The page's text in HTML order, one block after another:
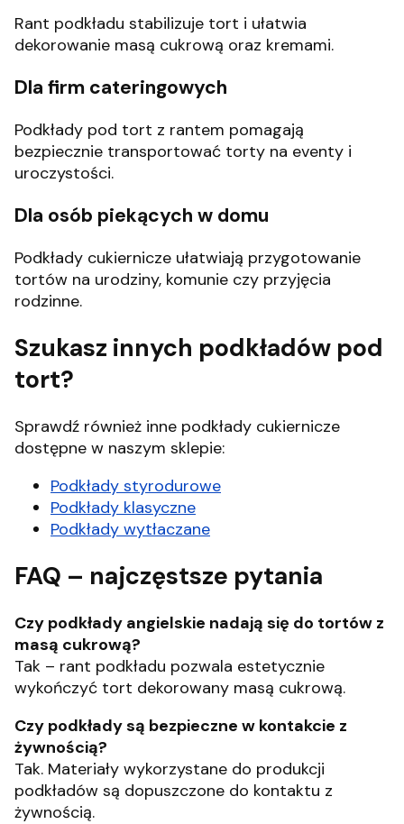
Rant podkładu stabilizuje tort i ułatwia
dekorowanie masą cukrową oraz kremami.
Dla firm cateringowych
Podkłady pod tort z rantem pomagają
bezpiecznie transportować torty na eventy i
uroczystości.
Dla osób piekących w domu
Podkłady cukiernicze ułatwiają przygotowanie
tortów na urodziny, komunie czy przyjęcia
rodzinne.
Szukasz innych podkładów pod
tort?
Sprawdź również inne podkłady cukiernicze
dostępne w naszym sklepie:
Podkłady styrodurowe
Podkłady klasyczne
Podkłady wytłaczane
FAQ – najczęstsze pytania
Czy podkłady angielskie nadają się do tortów z
masą cukrową?
Tak – rant podkładu pozwala estetycznie
wykończyć tort dekorowany masą cukrową.
Czy podkłady są bezpieczne w kontakcie z
żywnością?
Tak. Materiały wykorzystane do produkcji
podkładów są dopuszczone do kontaktu z
żywnością.